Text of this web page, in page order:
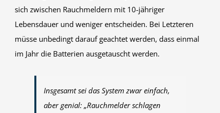
sich zwischen Rauchmeldern mit 10-jähriger
Lebensdauer und weniger entscheiden. Bei Letzteren
müsse unbedingt darauf geachtet werden, dass einmal
im Jahr die Batterien ausgetauscht werden.
Insgesamt sei das System zwar einfach,
aber genial: „Rauchmelder schlagen